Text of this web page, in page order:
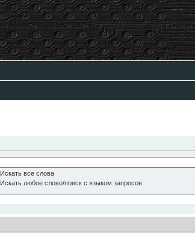
Искать все слова
Искать любое слово/поиск с языком запросов